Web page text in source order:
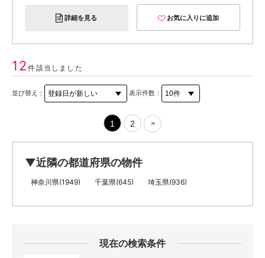
詳細を見る お気に入りに追加
12件該当しました
並び替え： 表示件数：
1 2 >
▼近隣の都道府県の物件
神奈川県(1949) 千葉県(645) 埼玉県(936)
現在の検索条件